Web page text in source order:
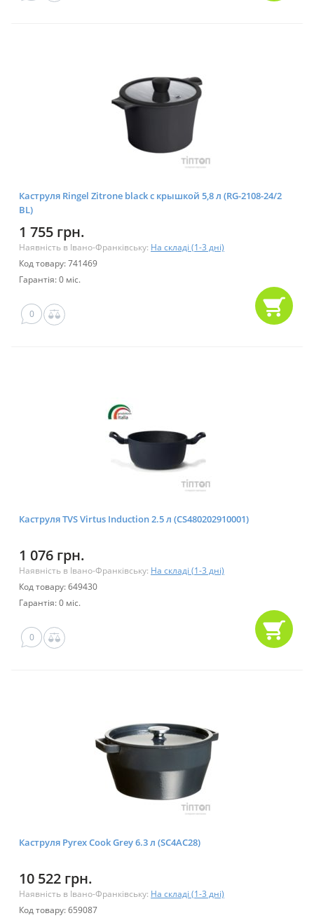
Каструля Ringel Zitrone black с крышкой 5,8 л (RG-2108-24/2
BL)
1 755 грн.
Наявність в Івано-Франківську: На складі (1-3 дні)
Код товару: 741469
Гарантія: 0 міс.
0
Каструля TVS Virtus Induction 2.5 л (CS480202910001)
1 076 грн.
Наявність в Івано-Франківську: На складі (1-3 дні)
Код товару: 649430
Гарантія: 0 міс.
0
Каструля Pyrex Cook Grey 6.3 л (SC4AC28)
10 522 грн.
Наявність в Івано-Франківську: На складі (1-3 дні)
Код товару: 659087